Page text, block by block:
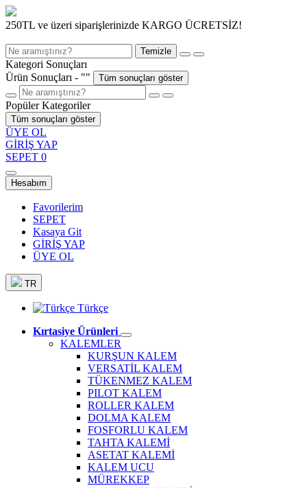
250TL ve üzeri siparişlerinizde KARGO ÜCRETSİZ!
Temizle
Kategori Sonuçları
Ürün Sonuçları - "" Tüm sonuçları göster
Popüler Kategoriler
Tüm sonuçları göster
ÜYE OL
GİRİŞ YAP
SEPET 0
Hesabım
Favorilerim
SEPET
Kasaya Git
GİRİŞ YAP
ÜYE OL
TR
Türkçe
Kırtasiye Ürünleri
KALEMLER
KURŞUN KALEM
VERSATİL KALEM
TÜKENMEZ KALEM
PILOT KALEM
ROLLER KALEM
DOLMA KALEM
FOSFORLU KALEM
TAHTA KALEMİ
ASETAT KALEMİ
KALEM UCU
MÜREKKEP